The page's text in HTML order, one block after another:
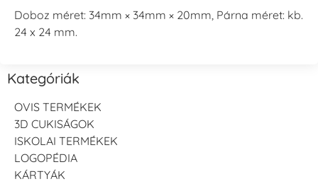
Doboz méret: 34mm × 34mm × 20mm, Párna méret: kb.
24 x 24 mm.
Kategóriák
OVIS TERMÉKEK
3D CUKISÁGOK
ISKOLAI TERMÉKEK
LOGOPÉDIA
KÁRTYÁK